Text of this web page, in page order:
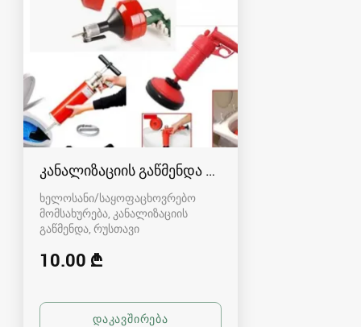
კანალიზაციის გაწმენდა რუსთავში - 591004680
ხელოსანი/საყოფაცხოვრებო
მომსახურება, კანალიზაციის
გაწმენდა რუსთავი
10.00 ₾